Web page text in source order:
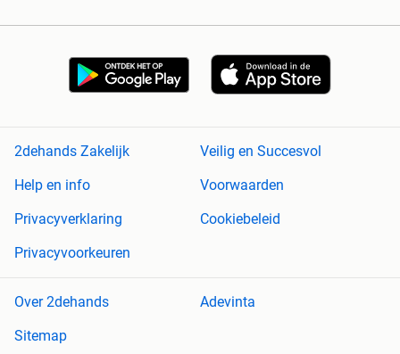
2dehands Zakelijk
Veilig en Succesvol
Help en info
Voorwaarden
Privacyverklaring
Cookiebeleid
Privacyvoorkeuren
Over 2dehands
Adevinta
Sitemap